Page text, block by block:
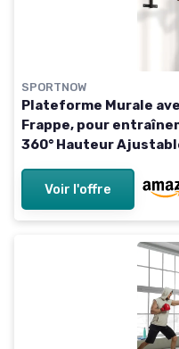
SPORTNOW
Plateforme Murale
Frappe, pour
360° Hauteur
Voir l'offre